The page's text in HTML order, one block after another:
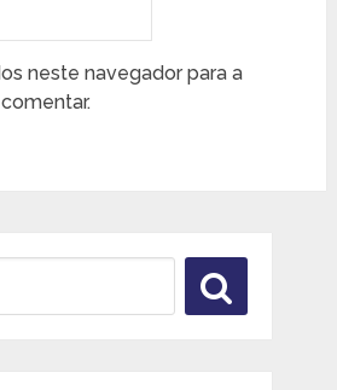
neste navegador para a